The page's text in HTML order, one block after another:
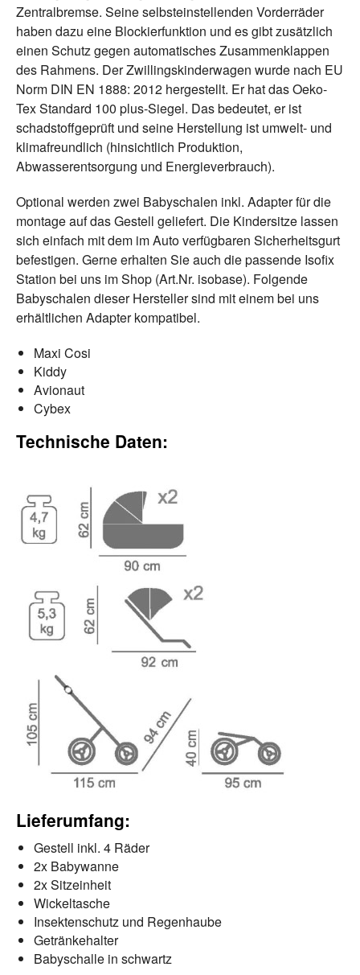
Zentralbremse. Seine selbsteinstellenden Vorderräder
haben dazu eine Blockierfunktion und es gibt zusätzlich
einen Schutz gegen automatisches Zusammenklappen
des Rahmens. Der Zwillingskinderwagen wurde nach EU
Norm DIN EN 1888: 2012 hergestellt. Er hat das Oeko-
Tex Standard 100 plus-Siegel. Das bedeutet, er ist
schadstoffgeprüft und seine Herstellung ist umwelt- und
klimafreundlich (hinsichtlich Produktion,
Abwasserentsorgung und Energieverbrauch).
Optional werden zwei Babyschalen inkl. Adapter für die
montage auf das Gestell geliefert. Die Kindersitze lassen
sich einfach mit dem im Auto verfügbaren Sicherheitsgurt
befestigen. Gerne erhalten Sie auch die passende Isofix
Station bei uns im Shop (Art.Nr. isobase). Folgende
Babyschalen dieser Hersteller sind mit einem bei uns
erhältlichen Adapter kompatibel.
Maxi Cosi
Kiddy
Avionaut
Cybex
Technische Daten:
Lieferumfang:
Gestell inkl. 4 Räder
2x Babywanne
2x Sitzeinheit
Wickeltasche
Insektenschutz und Regenhaube
Getränkehalter
Babyschalle in schwartz